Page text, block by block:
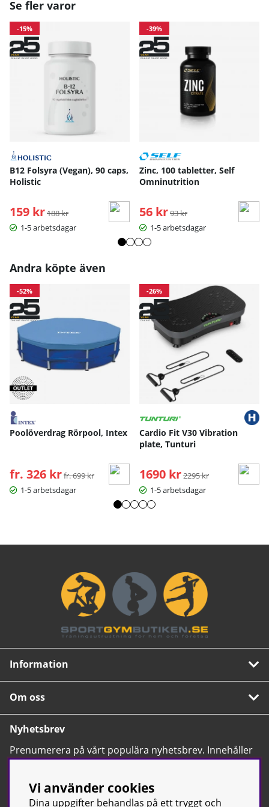
Se fler varor
-15%
B12 Folsyra (Vegan), 90 caps,
Holistic
159 kr Ordinarie pris:
188 kr
1-5 arbetsdagar
-39%
Zinc, 100 tabletter, Self
Omninutrition
56 kr Ordinarie pris:
93 kr
1-5 arbetsdagar
Andra köpte även
-52%
Poolöverdrag Rörpool, Intex
fr. 326 kr Ordinarie pris:
fr. 699 kr
1-5 arbetsdagar
-26%
Cardio Fit V30 Vibration
plate, Tunturi
1690 kr Ordinarie pris:
2295 kr
1-5 arbetsdagar
Information
Om oss
Nyhetsbrev
Prenumerera på vårt populära nyhetsbrev. Innehåller
tips, nyheter och våra allra bästa erbjudanden.
Vi använder cookies
Dina uppgifter behandlas på ett tryggt och